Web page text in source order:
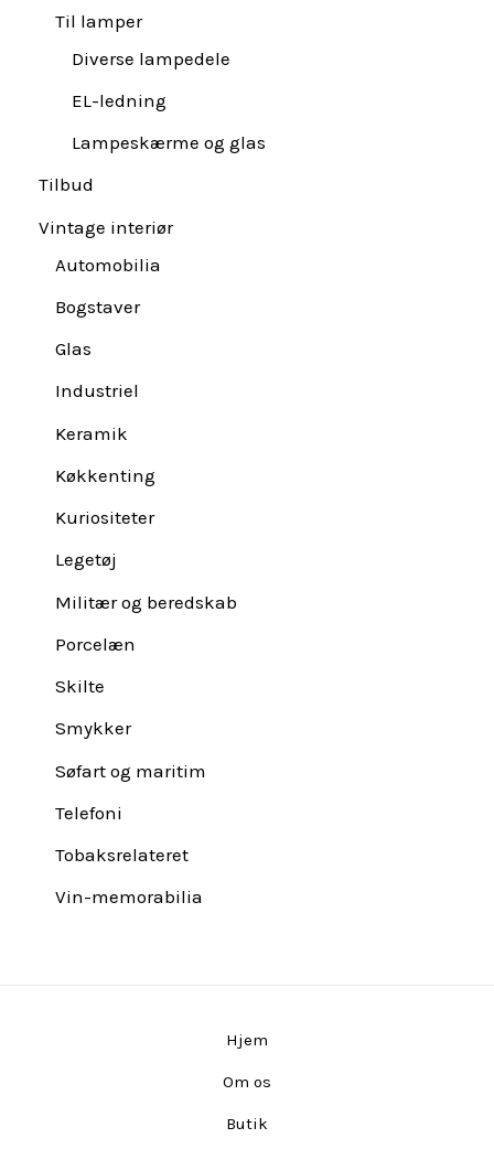
Til lamper
Diverse lampedele
EL-ledning
Lampeskærme og glas
Tilbud
Vintage interiør
Automobilia
Bogstaver
Glas
Industriel
Keramik
Køkkenting
Kuriositeter
Legetøj
Militær og beredskab
Porcelæn
Skilte
Smykker
Søfart og maritim
Telefoni
Tobaksrelateret
Vin-memorabilia
Hjem
Om os
Butik